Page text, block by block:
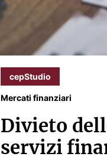
cepStudio
Mercati finanziari
Divieto
servizi